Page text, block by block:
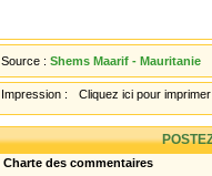
Source : Shems Maarif - Mauritanie
Impression : Cliquez ici pour
Charte des commentaires